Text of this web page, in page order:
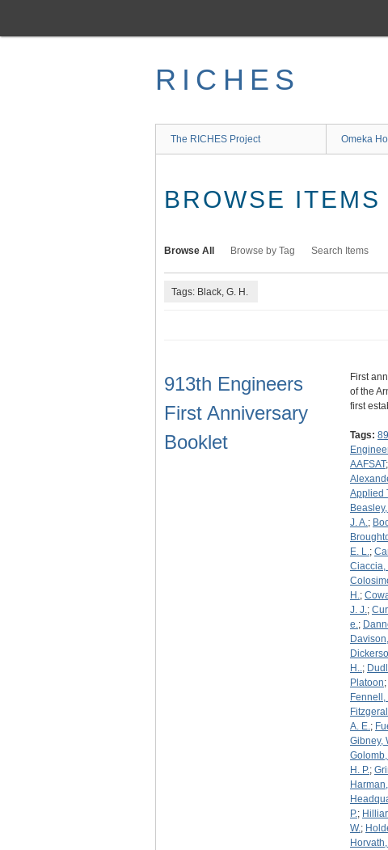
main
RICHES
The RICHES Project Omeka
BROWSE
Browse All Browse by Tag Search Items
Tags: Black, G. H.
913th Engineers
First Anniversary
Booklet
First
of the
first
Tags:
AAFSAT;
Applied
J. A.;
E. L.;
Ciaccia,
H.;
J. J.;
e.;
H..;
Platoon;
Fennell,
A. E.;
Gibney,
H. P.;
P.;
W.;